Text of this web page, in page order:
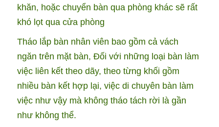
khăn, hoặc chuyển bàn qua phòng khác sẽ rất
khó lọt qua cửa phòng
Tháo lắp bàn nhân viên bao gồm cả vách
ngăn trên mặt bàn, Đối với những loại bàn làm
việc liên kết theo dãy, theo từng khối gồm
nhiều bàn kết hợp lại, việc di chuyên bàn làm
việc như vậy mà không tháo tách rời là gần
như không thể.